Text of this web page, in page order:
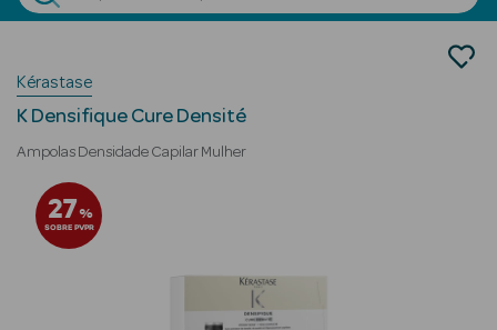
Ver Tudo
Beauty Season
Cabelo
Profissional
Beauty Season
Cosmética
Gama Profissional
Tratamento Anti-Queda
Kérastase
K Densifique Cure Densité
Ampolas Densidade Capilar Mulher
27%
SOBRE PVPR